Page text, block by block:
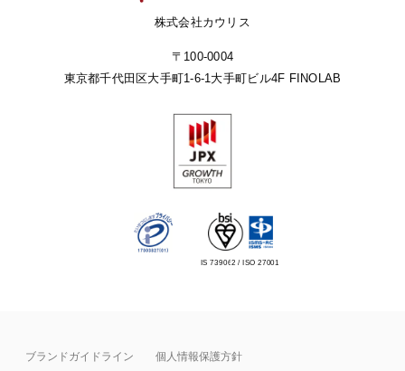
株式会社カウリス
〒100-0004
東京都千代田区大手町1-6-1 大手町ビル4F FINOLAB
IS 739062 / ISO 27001
ブランドガイドライン 個人情報保護方針